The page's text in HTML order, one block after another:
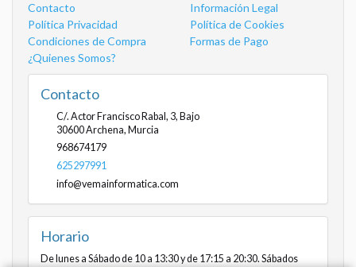
Contacto
Información Legal
Política Privacidad
Política de Cookies
Condiciones de Compra
Formas de Pago
¿Quienes Somos?
Contacto
C/. Actor Francisco Rabal, 3, Bajo
30600Archena, Murcia
968674179
625297991
info@vemainformatica.com
Horario
De lunes a Sábado de 10 a 13:30 y de 17:15 a 20:30. Sábados